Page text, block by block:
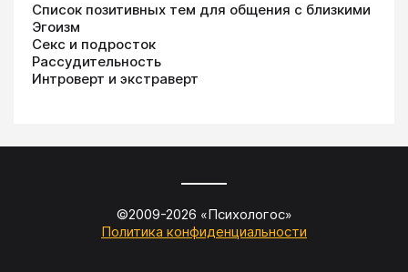
Список позитивных тем для общения с близкими
Эгоизм
Секс и подросток
Рассудительность
Интроверт и экстраверт
©2009-2026 «Психологос»
Политика конфиденциальности